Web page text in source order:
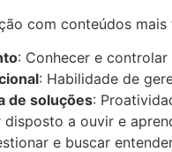
com conteúdos
: Conhecer e
: Habilidade de
de soluções:
disposto a ouvir e
e buscar